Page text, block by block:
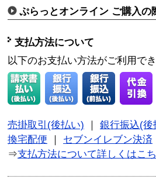
ぷらっとオンライン ご購入の
支払方法について
以下のお支払い方法がご利用で
売掛取引(後払い)
銀行振込(後
換宅配便
セブンイレブン決済
⇒支払方法について詳しくはこ